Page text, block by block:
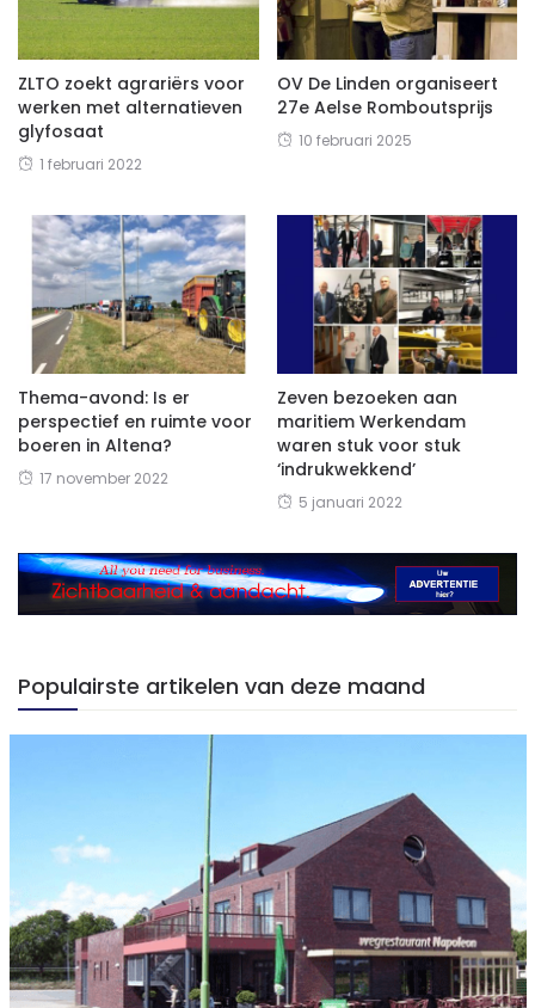
ZLTO zoekt agrariërs voor
werken met alternatieven
glyfosaat
1 februari 2022
OV De Linden organiseert
27e Aelse Romboutsprijs
10 februari 2025
Thema-avond: Is er
perspectief en ruimte voor
boeren in Altena?
17 november 2022
Zeven bezoeken aan
maritiem Werkendam
waren stuk voor stuk
‘indrukwekkend’
5 januari 2022
Populairste artikelen van deze maand